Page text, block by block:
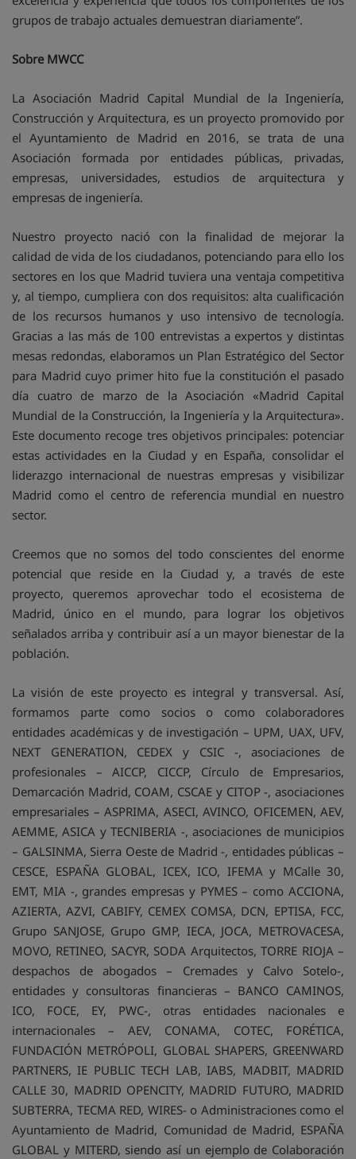
grupos de trabajo actuales demuestran diariamente”.
Sobre MWCC
La Asociación Madrid Capital Mundial de la Ingeniería,
Construcción y Arquitectura, es un proyecto promovido por
el Ayuntamiento de Madrid en 2016, se trata de una
Asociación formada por entidades públicas, privadas,
empresas, universidades, estudios de arquitectura y
empresas de ingeniería.
Nuestro proyecto nació con la finalidad de mejorar la
calidad de vida de los ciudadanos, potenciando para ello los
sectores en los que Madrid tuviera una ventaja competitiva
y, al tiempo, cumpliera con dos requisitos: alta cualificación
de los recursos humanos y uso intensivo de tecnología.
Gracias a las más de 100 entrevistas a expertos y distintas
mesas redondas, elaboramos un Plan Estratégico del Sector
para Madrid cuyo primer hito fue la constitución el pasado
día cuatro de marzo de la Asociación «Madrid Capital
Mundial de la Construcción, la Ingeniería y la Arquitectura».
Este documento recoge tres objetivos principales: potenciar
estas actividades en la Ciudad y en España, consolidar el
liderazgo internacional de nuestras empresas y visibilizar
Madrid como el centro de referencia mundial en nuestro
sector.
Creemos que no somos del todo conscientes del enorme
potencial que reside en la Ciudad y, a través de este
proyecto, queremos aprovechar todo el ecosistema de
Madrid, único en el mundo, para lograr los objetivos
señalados arriba y contribuir así a un mayor bienestar de la
población.
La visión de este proyecto es integral y transversal. Así,
formamos parte como socios o como colaboradores
entidades académicas y de investigación – UPM, UAX, UFV,
NEXT GENERATION, CEDEX y CSIC -, asociaciones de
profesionales – AICCP, CICCP, Círculo de Empresarios,
Demarcación Madrid, COAM, CSCAE y CITOP -, asociaciones
empresariales – ASPRIMA, ASECI, AVINCO, OFICEMEN, AEV,
AEMME, ASICA y TECNIBERIA -, asociaciones de municipios
– GALSINMA, Sierra Oeste de Madrid -, entidades públicas –
CESCE, ESPAÑA GLOBAL, ICEX, ICO, IFEMA y MCalle 30,
EMT, MIA -, grandes empresas y PYMES – como ACCIONA,
AZIERTA, AZVI, CABIFY, CEMEX COMSA, DCN, EPTISA, FCC,
Grupo SANJOSE, Grupo GMP, IECA, JOCA, METROVACESA,
MOVO, RETINEO, SACYR, SODA Arquitectos, TORRE RIOJA –
despachos de abogados – Cremades y Calvo Sotelo-,
entidades y consultoras financieras – BANCO CAMINOS,
ICO, FOCE, EY, PWC-, otras entidades nacionales e
internacionales – AEV, CONAMA, COTEC, FORÉTICA,
FUNDACIÓN METRÓPOLI, GLOBAL SHAPERS, GREENWARD
PARTNERS, IE PUBLIC TECH LAB, IABS, MADBIT, MADRID
CALLE 30, MADRID OPENCITY, MADRID FUTURO, MADRID
SUBTERRA, TECMA RED, WIRES- o Administraciones como el
Ayuntamiento de Madrid, Comunidad de Madrid, ESPAÑA
GLOBAL y MITERD, siendo así un ejemplo de Colaboración